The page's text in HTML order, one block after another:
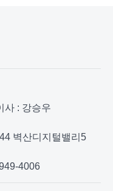
사 : 강승우
벽산디지털밸리5
4006